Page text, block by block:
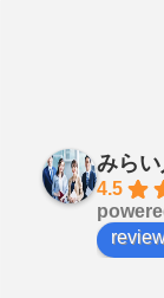
みら
4.5お陰で
良いエ
非おす